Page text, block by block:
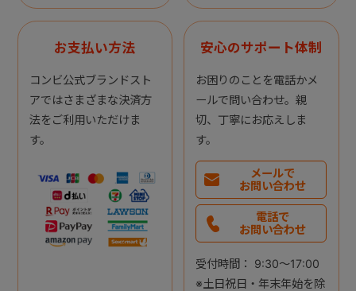
お支払い方法
コンビ公式ブランドスト
アではさまざまな決済方
法をご利用いただけま
す。
安心のサポート体制
お困りのことを電話かメ
ールで問い合わせ。親
切、丁寧にお応えしま
す。
メールで
お問い合わせ
電話で
お問い合わせ
受付時間： 9:30～17:00
※土日祝日・年末年始を除